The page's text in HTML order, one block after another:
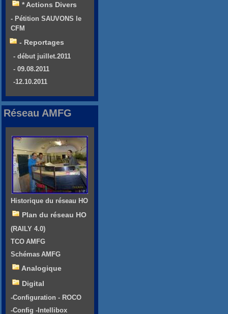
* Actions Divers
- Pétition SAUVONS le
CFM
- Reportages
- début juillet.2011
- 09.08.2011
-12.10.2011
Réseau AMFG
Historique du réseau HO
Plan du réseau HO
(RAILY 4.0)
TCO AMFG
Schémas AMFG
Analogique
Digital
-Configuration - ROCO
-Config -Intellibox